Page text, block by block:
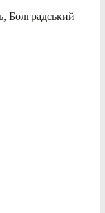
Болградський